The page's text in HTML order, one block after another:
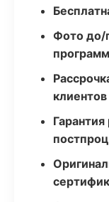
Фото до/
клиентов
Гарантия